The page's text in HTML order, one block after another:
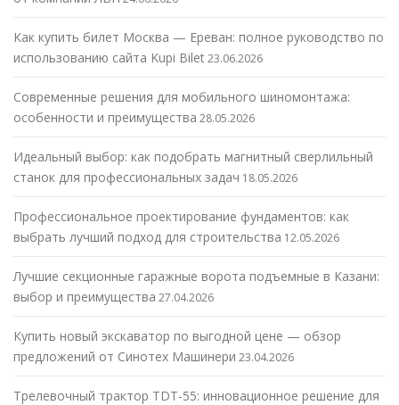
Как купить билет Москва — Ереван: полное руководство по
использованию сайта Kupi Bilet23.06.2026
Современные решения для мобильного шиномонтажа:
особенности и преимущества 28.05.2026
Идеальный выбор: как подобрать магнитный сверлильный
станок для профессиональных задач 18.05.2026
Профессиональное проектирование фундаментов: как
выбрать лучший подход для строительства 12.05.2026
Лучшие секционные гаражные ворота подъемные в Казани:
выбор и преимущества 27.04.2026
Купить новый экскаватор по выгодной цене — обзор
предложений от Синотех Машинери 23.04.2026
Трелевочный трактор TDT-55: инновационное решение для